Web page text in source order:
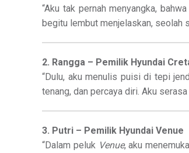
“Aku tak pernah menyangka,
begitu lembut menjelaskan, seolah
2. Rangga – Pemilik Hyundai
“Dulu, aku menulis puisi di tepi
tenang, dan percaya diri. Aku
3. Putri – Pemilik Hyundai Venue
“Dalam peluk Venue, aku